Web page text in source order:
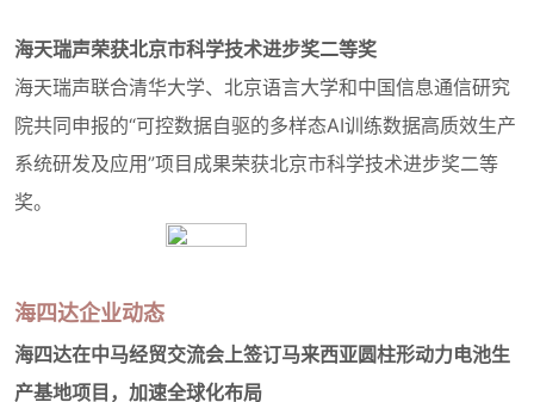
海天瑞声荣获北京市科学技术进步奖二等奖
海天瑞声联合清华大学、北京语言大学和中国信息通信研究
院共同申报的“可控数据自驱的多样态AI训练数据高质效生产
系统研发及应用”项目成果荣获北京市科学技术进步奖二等
奖。
海四达企业动态
海四达在中马经贸交流会上签订马来西亚圆柱形动力电池生
产基地项目，加速全球化布局